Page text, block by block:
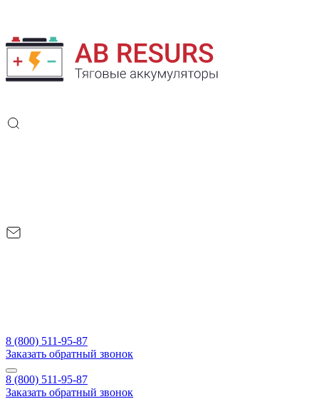
8 (800) 511-95-87
Заказать обратный звонок
8 (800) 511-95-87
Заказать обратный звонок